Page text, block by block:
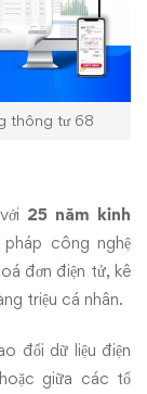
thông tư 68
25 năm kinh
công nghệ
đơn điện tử, kê
triệu cá nhân.
đổi dữ liệu điện
giữa các tổ